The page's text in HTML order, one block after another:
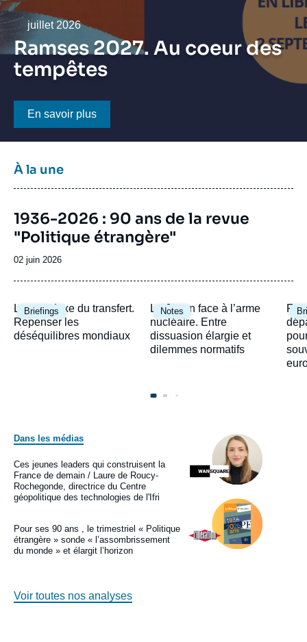
Nous soutenir
Date
juillet 2026
Ramses 2027. Au coeur des
tempêtes
Bouton CTA
En savoir plus
Titre
bloc
la
une
À la une
Image
de
couverture
la
1936-2026 : 90 ans de la revue
"Politique étrangère"
Date
02 juin 2026
Briefings
Image
principale
Le paradoxe du transfert.
Repenser les
déséquilibres mondiaux
Notes
Image
principale
Le Japon face à l’arme
nucléaire. Entre
dissuasion élargie et
dilemmes normatifs
Dans les médias
Logo
Image
principale
médiatique
Ces jeunes leaders qui construisent la
France de demain / Laure de Roucy-
Rochegonde, directrice du Centre
géopolitique des technologies de l'Ifri
Logo
Image
principale
médiatique
Pour ses 90 ans , le trimestriel « Politique
étrangère » sonde « l’assombrissement
du monde » et élargit l’horizon
Voir toutes nos analyses